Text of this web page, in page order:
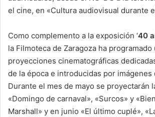
el cine, en «Cultura audiovisual durante
Como complemento a la exposición ‘40
la Filmoteca de Zaragoza ha programado
proyecciones cinematográficas
de la época e introducidas por imágenes
Durante el mes de mayo se proyectarán
«Domingo de carnaval», «Surcos» y
Marshall» y en junio «El último cuplé»,